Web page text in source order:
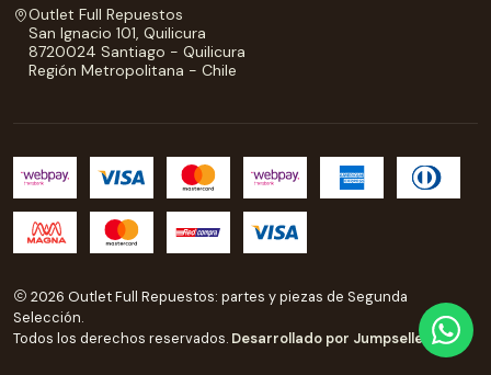
Outlet Full Repuestos
San Ignacio 101, Quilicura
8720024 Santiago - Quilicura
Región Metropolitana - Chile
2026 Outlet Full Repuestos: partes y piezas de Segunda
Selección.
Todos los derechos reservados. Desarrollado por Jumpseller